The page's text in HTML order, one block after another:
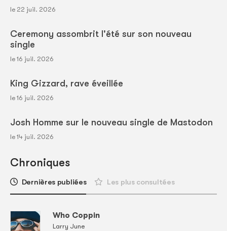
le 22 juil. 2026
Ceremony assombrit l'été sur son nouveau
single
le 16 juil. 2026
King Gizzard, rave éveillée
le 16 juil. 2026
Josh Homme sur le nouveau single de Mastodon
le 14 juil. 2026
Chroniques
Dernières publiées Les plus consultées
Who Coppin
Larry June